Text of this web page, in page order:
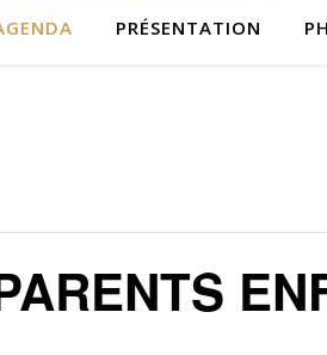
PRÉSENTATION